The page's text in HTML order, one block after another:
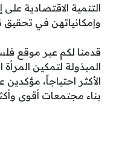
التنمية الاقتصادية
وإمكانياتهن في
المبذولة لتمكين
الأكثر احتياجاً،
بناء مجتمعات أقوى